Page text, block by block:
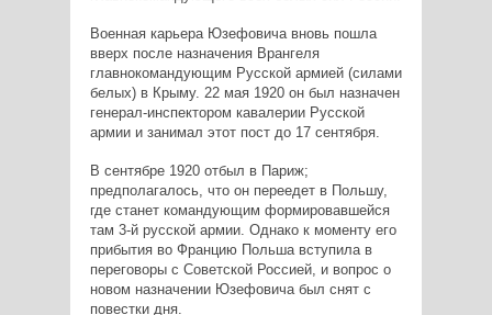
Военная карьера Юзефовича вновь пошла
вверх после назначения Врангеля
главнокомандующим Русской армией (силами
белых) в Крыму. 22 мая 1920 он был назначен
генерал-инспектором кавалерии Русской
армии и занимал этот пост до 17 сентября.
В сентябре 1920 отбыл в Париж;
предполагалось, что он переедет в Польшу,
где станет командующим формировавшейся
там 3-й русской армии. Однако к моменту его
прибытия во Францию Польша вступила в
переговоры с Советской Россией, и вопрос о
новом назначении Юзефовича был снят с
повестки дня.